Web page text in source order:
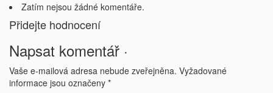
Zatím nejsou žádné komentáře.
Přidejte hodnocení
Napsat komentář ·
Vaše e-mailová adresa nebude zveřejněna. Vyžadované
informace jsou označeny *